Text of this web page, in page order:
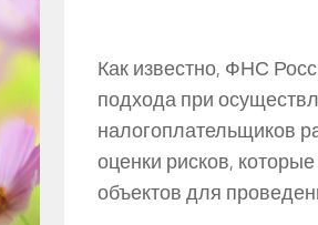
Как известно, ФНС
подхода при
налогоплательщиков
оценки рисков,
объектов для